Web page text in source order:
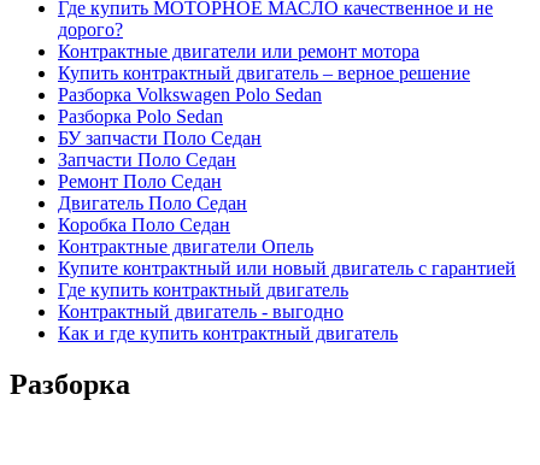
Где купить МОТОРНОЕ МАСЛО качественное и не
дорого?
Контрактные двигатели или ремонт мотора
Купить контрактный двигатель – верное решение
Разборка Volkswagen Polo Sedan
Разборка Polo Sedan
БУ запчасти Поло Седан
Запчасти Поло Седан
Ремонт Поло Седан
Двигатель Поло Седан
Коробка Поло Седан
Контрактные двигатели Опель
Купите контрактный или новый двигатель с гарантией
Где купить контрактный двигатель
Контрактный двигатель - выгодно
Как и где купить контрактный двигатель
Разборка